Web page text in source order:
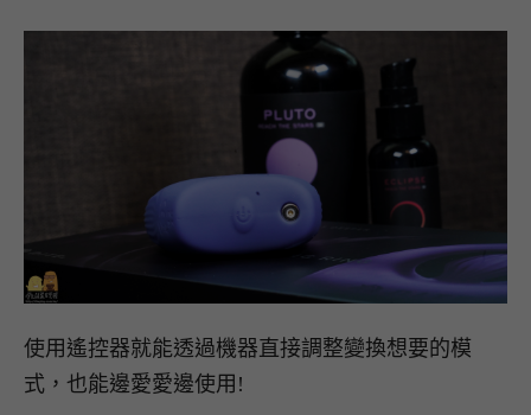
使用遙控器就能透過機器直接調整變換想要的模
式，也能邊愛愛邊使用!